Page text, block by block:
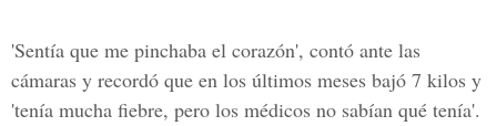
'Sentía que me pinchaba el corazón', contó ante las
cámaras y recordó que en los últimos meses bajó 7 kilos y
'tenía mucha fiebre, pero los médicos no sabían qué tenía'.